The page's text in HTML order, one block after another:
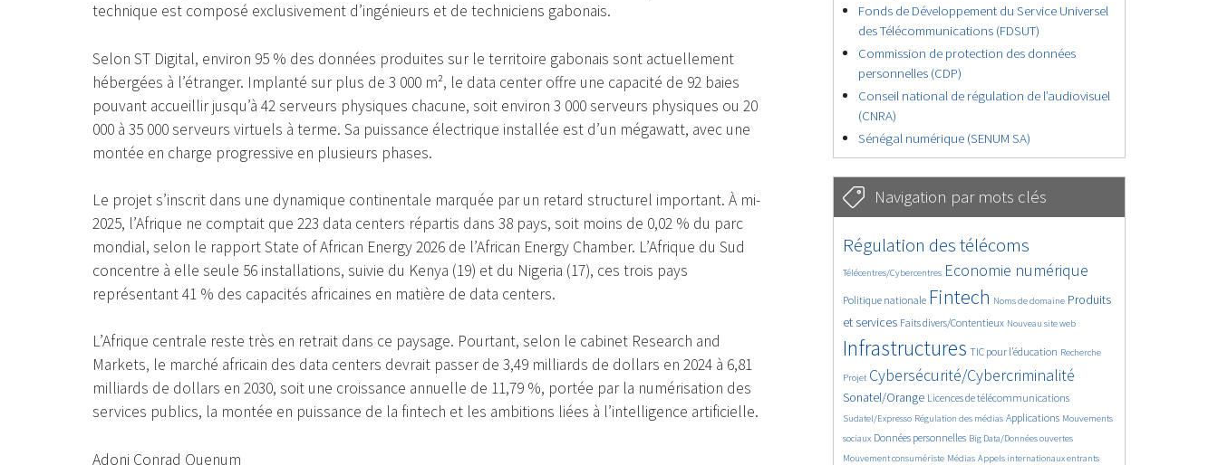
technique est composé exclusivement d’ingénieurs et de techniciens gabonais.
Selon ST Digital, environ 95 % des données produites sur le territoire gabonais sont actuellement
hébergées à l’étranger. Implanté sur plus de 3 000 m², le data center offre une capacité de 92 baies
pouvant accueillir jusqu’à 42 serveurs physiques chacune, soit environ 3 000 serveurs physiques ou 20
000 à 35 000 serveurs virtuels à terme. Sa puissance électrique installée est d’un mégawatt, avec une
montée en charge progressive en plusieurs phases.
Le projet s’inscrit dans une dynamique continentale marquée par un retard structurel important. À mi-
2025, l’Afrique ne comptait que 223 data centers répartis dans 38 pays, soit moins de 0,02 % du parc
mondial, selon le rapport State of African Energy 2026 de l’African Energy Chamber. L’Afrique du Sud
concentre à elle seule 56 installations, suivie du Kenya (19) et du Nigeria (17), ces trois pays
représentant 41 % des capacités africaines en matière de data centers.
L’Afrique centrale reste très en retrait dans ce paysage. Pourtant, selon le cabinet Research and
Markets, le marché africain des data centers devrait passer de 3,49 milliards de dollars en 2024 à 6,81
milliards de dollars en 2030, soit une croissance annuelle de 11,79 %, portée par la numérisation des
services publics, la montée en puissance de la fintech et les ambitions liées à l’intelligence artificielle.
Adoni Conrad Quenum
Fonds de Développement du Service Universel
des Télécommunications (FDSUT)
Commission de protection des données
personnelles (CDP)
Conseil national de régulation de l’audiovisuel
(CNRA)
Sénégal numérique (SENUM SA)
Navigation par mots clés
4649/5788
Régulation des télécoms
402/5788
Télécentres/Cybercentres
3696/5788 Economie numérique
1906/5788
Politique nationale
5325/5788 Fintech
699/5788
Noms de domaine
2386/5788
Produits
et services
1557/5788 Faits divers/Contentieux
841/5788 Nouveau site web
5788/5788
Infrastructures
1865/5788
TIC pour l’éducation
196/5788
Recherche
247/5788
Projet
3730/5788Cybersécurité/Cybercriminalité
2319/5788
Sonatel/Orange
1654/5788 Licences de télécommunications
299/5788
Sudatel/Expresso
1045/5788 Régulation des médias
1541/5788 Applications
1228/5788
Mouvements
sociaux
1728/5788Données personnelles
150/5788 Big Data/Données ouvertes
637/5788
Mouvement consumériste
367/5788 Médias
657/5788 Appels internationaux entrants
1754/5788